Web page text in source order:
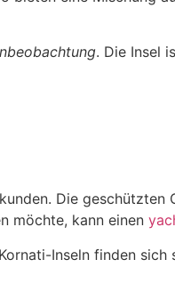
. Die Insel
Die geschützten
möchte, kann einen
Inseln finden